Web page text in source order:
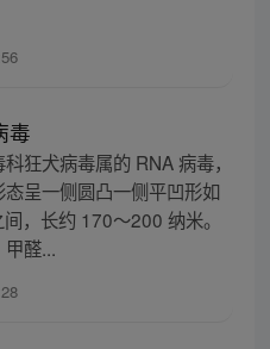
毒
狂犬病毒属的 RNA 病毒，
呈一侧圆凸一侧平凹形如
，长约 170～200 纳米。
醛...